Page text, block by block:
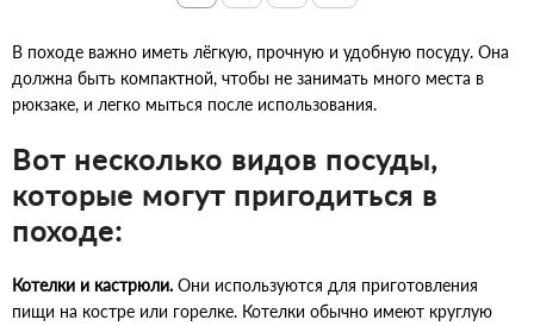
В походе важно иметь лёгкую, прочную и удобную посуду. Она
должна быть компактной, чтобы не занимать много места в
рюкзаке, и легко мыться после использования.
Вот несколько видов посуды,
которые могут пригодиться в
походе:
Котелки и кастрюли. Они используются для приготовления
пищи на костре или горелке. Котелки обычно имеют круглую